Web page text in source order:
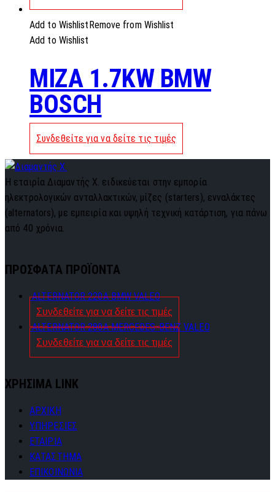
Add to Wishlist Remove from Wishlist
Add to Wishlist
MIZA 1.7KW BMW
BOSCH
Συνδεθείτε για να δείτε τις τιμές
Η εταιρία Διαμαντής Χ. ειδικεύεται στην εμπορία
ηλεκτρολογικών ανταλλακτικών, μίζες (starters), ενναλάκτες
(alternators), με εμπειρία και υψηλή τεχνική κατάρτιση, για πάνω
από 40 χρόνια.
ΠΡΟΣΦΑΤΑ ΠΡΟΪΟΝΤΑ
ALTERNATOR 220A BMW VALEO
Συνδεθείτε για να δείτε τις τιμές
ALTERNATOR 280A MERCEDES-BENZ VALEO
Συνδεθείτε για να δείτε τις τιμές
ΧΡΗΣΙΜΑ LINK
ΑΡΧΙΚΗ
ΥΠΗΡΕΣΙΕΣ
ΕΤΑΙΡΙΑ
ΚΑΤΑΣΤΗΜΑ
ΕΠΙΚΟΙΝΩΝΙΑ